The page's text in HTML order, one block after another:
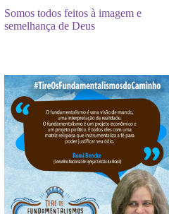
Somos todos feitos à imagem e
semelhança de Deus